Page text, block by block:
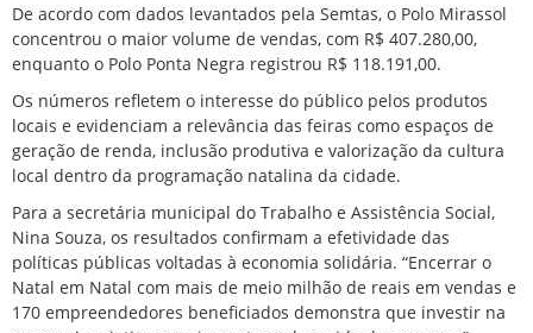
De acordo com dados levantados pela Semtas, o Polo Mirassol
concentrou o maior volume de vendas, com R$ 407.280,00,
enquanto o Polo Ponta Negra registrou R$ 118.191,00.
Os números refletem o interesse do público pelos produtos
locais e evidenciam a relevância das feiras como espaços de
geração de renda, inclusão produtiva e valorização da cultura
local dentro da programação natalina da cidade.
Para a secretária municipal do Trabalho e Assistência Social,
Nina Souza, os resultados confirmam a efetividade das
políticas públicas voltadas à economia solidária. “Encerrar o
Natal em Natal com mais de meio milhão de reais em vendas e
170 empreendedores beneficiados demonstra que investir na